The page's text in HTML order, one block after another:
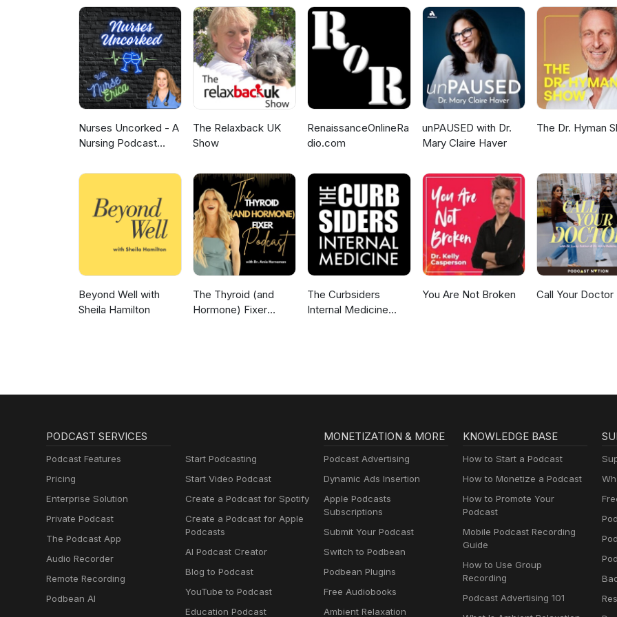
Nurses Uncorked - A
Nursing Podcast
News
The Relaxback UK
Show
RenaissanceOnlineRa
dio.com
unPAUSED with Dr.
Mary Claire Haver
The Dr. Hyman
Beyond Well with
Sheila Hamilton
The Thyroid (and
Hormone) Fixer
The Curbsiders
Internal Medicine
You Are Not Broken Call Your Doctor
PODCAST SERVICES
Podcast Features
Pricing
Enterprise Solution
Private Podcast
The Podcast App
Audio Recorder
Remote Recording
Podbean AI
Start Podcasting
Start Video Podcast
Create a Podcast for Spotify
Create a Podcast for Apple
Podcasts
AI Podcast Creator
Blog to Podcast
YouTube to Podcast
Education Podcast
MONETIZATION & MORE
Podcast Advertising
Dynamic Ads Insertion
Apple Podcasts
Subscriptions
Submit Your Podcast
Switch to Podbean
Podbean Plugins
Free Audiobooks
Ambient Relaxation
KNOWLEDGE BASE
How to Start a Podcast
How to Monetize a Podcast
How to Promote Your
Podcast
Mobile Podcast Recording
Guide
How to Use Group
Recording
Podcast Advertising 101